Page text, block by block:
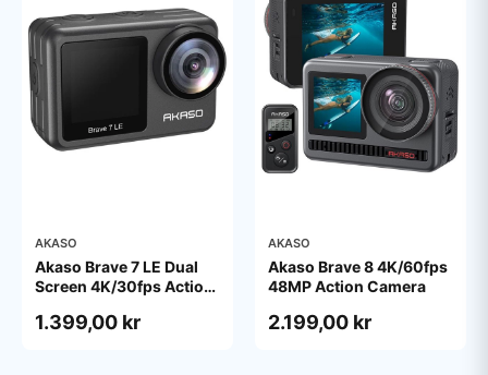
AKASO
Akaso Brave 7 LE Dual
Screen 4K/30fps Action
1.399,00 kr
AKASO
Akaso Brave 8 4K/60fps
48MP Action Camera
2.199,00 kr